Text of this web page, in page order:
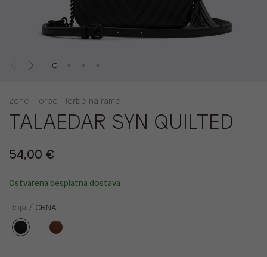
Žene - Torbe - Torbe na rame
TALAEDAR SYN QUILTED
54,00 €
Ostvarena besplatna dostava
Boja / CRNA